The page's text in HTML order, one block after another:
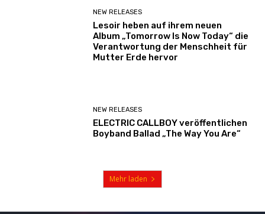
NEW RELEASES
Lesoir heben auf ihrem neuen
Album „Tomorrow Is Now Today“ die
Verantwortung der Menschheit für
Mutter Erde hervor
NEW RELEASES
ELECTRIC CALLBOY veröffentlichen
Boyband Ballad „The Way You Are“
Mehr laden